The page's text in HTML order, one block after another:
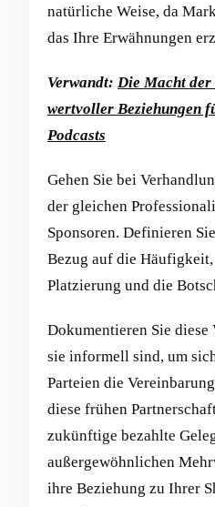
natürliche Weise, da
das Ihre Erwähnungen
Verwandt: Die Macht der
wertvoller Beziehungen
Podcasts
Gehen Sie bei
der gleichen
Sponsoren. Definieren
Bezug auf die
Platzierung und die
Dokumentieren Sie diese
sie informell sind, um
Parteien die
diese frühen
zukünftige bezahlte
außergewöhnlichen
ihre Beziehung zu Ihrer